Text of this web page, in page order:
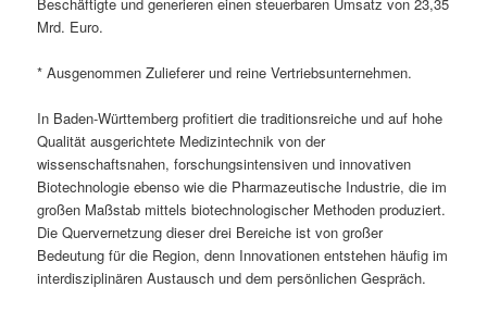
Mrd. Euro.
* Ausgenommen Zulieferer und reine Vertriebsunternehmen.
In Baden-Württemberg profitiert die traditionsreiche und auf hohe
Qualität ausgerichtete Medizintechnik von der
wissenschaftsnahen, forschungsintensiven und innovativen
Biotechnologie ebenso wie die Pharmazeutische Industrie, die im
großen Maßstab mittels biotechnologischer Methoden produziert.
Die Quervernetzung dieser drei Bereiche ist von großer
Bedeutung für die Region, denn Innovationen entstehen häufig im
interdisziplinären Austausch und dem persönlichen Gespräch.